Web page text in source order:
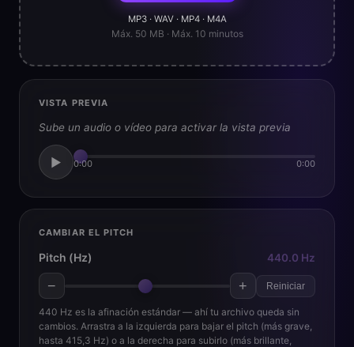
MP3 · WAV · MP4 · M4A
Máx. 50 MB · Máx. 10 minutos
VISTA PREVIA
Sube un audio o vídeo para activar la vista previa
▶ 0:00 0:00
CAMBIAR EL PITCH
Pitch (Hz) 440.0 Hz
− + Reiniciar
440 Hz es la afinación estándar — ahí tu archivo queda sin
cambios. Arrastra a la izquierda para bajar el pitch (más grave,
hasta 415,3 Hz) o a la derecha para subirlo (más brillante,